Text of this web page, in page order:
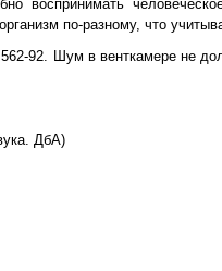
воспринимать
по-разному, что
92. Шум в венткамере не
ДбА)